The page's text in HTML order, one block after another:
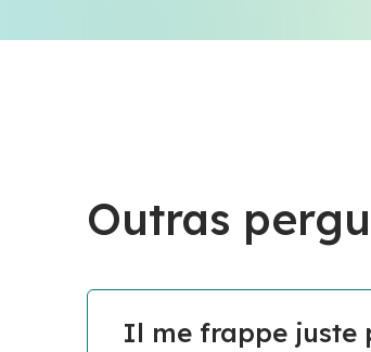
Outras
Il me frappe juste